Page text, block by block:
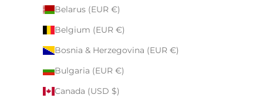
Belarus (EUR €)
Belgium (EUR €)
Bosnia & Herzegovina (EUR €)
Bulgaria (EUR €)
Canada (USD $)